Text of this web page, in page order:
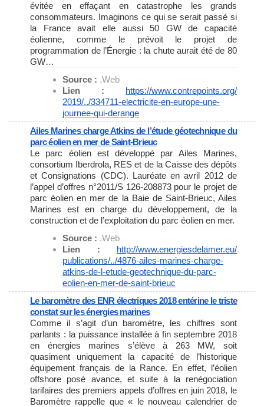
évitée en effaçant en catastrophe les grands
consommateurs. Imaginons ce qui se serait passé si
la France avait elle aussi 50 GW de capacité
éolienne, comme le prévoit le projet de
programmation de l’Énergie : la chute aurait été de 80
GW…
Source : .Web
Lien : https://www.contrepoints.org/
2019/../334711-electricite-en-europe-une-
journee-qui-derange
Ailes Marines charge Atkins de l’étude géotechnique du
parc éolien en mer de Saint-Brieuc
Le parc éolien est développé par Ailes Marines,
consortium Iberdrola, RES et de la Caisse des dépôts
et Consignations (CDC). Lauréate en avril 2012 de
l’appel d’offres n°2011/S 126-208873 pour le projet de
parc éolien en mer de la Baie de Saint-Brieuc, Ailes
Marines est en charge du développement, de la
construction et de l’exploitation du parc éolien en mer.
Source : .Web
Lien : http://www.energiesdelamer.eu/
publications/../4876-ailes-marines-charge-
atkins-de-l-etude-geotechnique-du-parc-
eolien-en-mer-de-saint-brieuc
Le baromètre des ENR électriques 2018 entérine le triste
constat sur les énergies marines
Comme il s’agit d’un baromètre, les chiffres sont
parlants : la puissance installée à fin septembre 2018
en énergies marines s’élève à 263 MW, soit
quasiment uniquement la capacité de l’historique
équipement français de la Rance. En effet, l’éolien
offshore posé avance, et suite à la renégociation
tarifaires des premiers appels d’offres en juin 2018, le
Baromètre rappelle que « le nouveau calendrier de